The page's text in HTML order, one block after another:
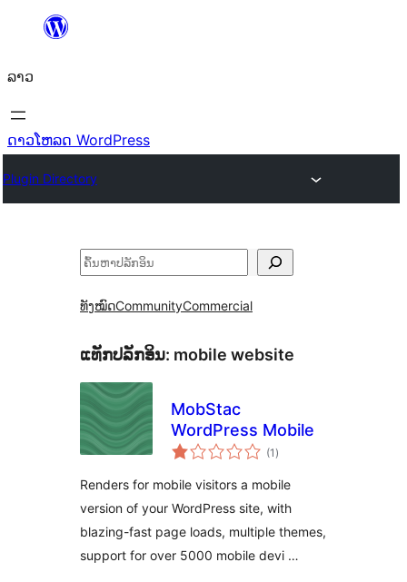
ທີ່
ເນື້ອຫາ
ລາວ
ດາວໂຫລດ WordPress
Plugin Directory
ຄົ້ນຫາ
ທັງໝົດCommunityCommercial
ແທັກປລັກອິນ: mobile website
MobStac
WordPress Mobile
(1 ຄະແນນ
ທັງໝົດ
)
Renders for mobile visitors a mobile
version of your WordPress site, with
blazing-fast page loads, multiple themes,
support for over 5000 mobile devi …